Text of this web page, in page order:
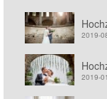
2019-
2019-